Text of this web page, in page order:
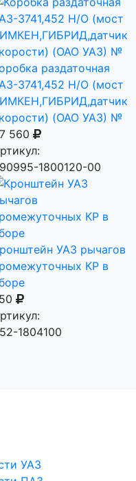
раздаточная
3741,452 Н/О (мост
(ОАО УАЗ) №
560
1800120-00
УАЗ рычагов
КР в
1804100
УАЗ